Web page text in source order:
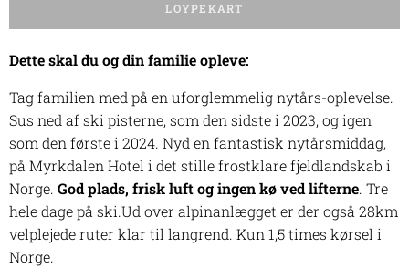
LOYPEKART
Dette skal du og din familie opleve:
Tag familien med på en uforglemmelig nytårs-oplevelse.
Sus ned af ski pisterne, som den sidste i 2023, og igen
som den første i 2024. Nyd en fantastisk nytårsmiddag,
på Myrkdalen Hotel i det stille frostklare fjeldlandskab i
Norge. God plads, frisk luft og ingen kø ved lifterne. Tre
hele dage på ski.Ud over alpinanlægget er der også 28km
velplejede ruter klar til langrend. Kun 1,5 times kørsel i
Norge.